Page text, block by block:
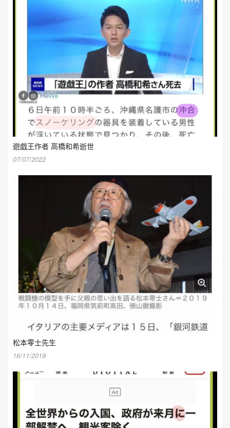
遊戯王作者 高橋和希逝世
07/07/2022
松本零士先生
16/11/2019